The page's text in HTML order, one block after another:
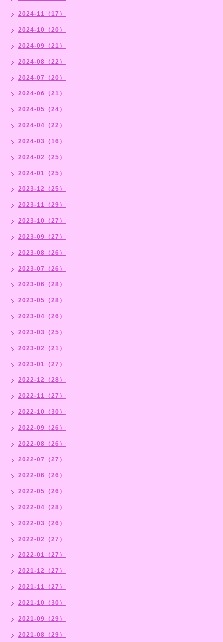
2024-11（17）
2024-10（20）
2024-09（21）
2024-08（22）
2024-07（20）
2024-06（21）
2024-05（24）
2024-04（22）
2024-03（16）
2024-02（25）
2024-01（25）
2023-12（25）
2023-11（29）
2023-10（27）
2023-09（27）
2023-08（26）
2023-07（26）
2023-06（28）
2023-05（28）
2023-04（26）
2023-03（25）
2023-02（21）
2023-01（27）
2022-12（28）
2022-11（27）
2022-10（30）
2022-09（26）
2022-08（26）
2022-07（27）
2022-06（26）
2022-05（26）
2022-04（28）
2022-03（26）
2022-02（27）
2022-01（27）
2021-12（27）
2021-11（27）
2021-10（30）
2021-09（29）
2021-08（29）